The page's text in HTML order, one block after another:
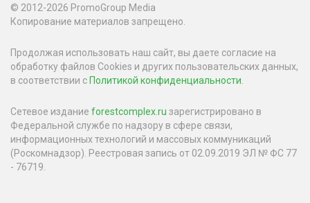
© 2012-2026 PromoGroup Media
Копирование материалов запрещено.
Продолжая использовать наш сайт, вы даете согласие на
обработку файлов Cookies и других пользовательских данных,
в соответствии сПолитикой конфиденциальности
Сетевое издание forestcomplex.ru зарегистрировано в
Федеральной службе по надзору в сфере связи,
информационных технологий и массовых коммуникаций
(Роскомнадзор). Реестровая запись от 02.09.2019 ЭЛ № ФС 77
- 76719.